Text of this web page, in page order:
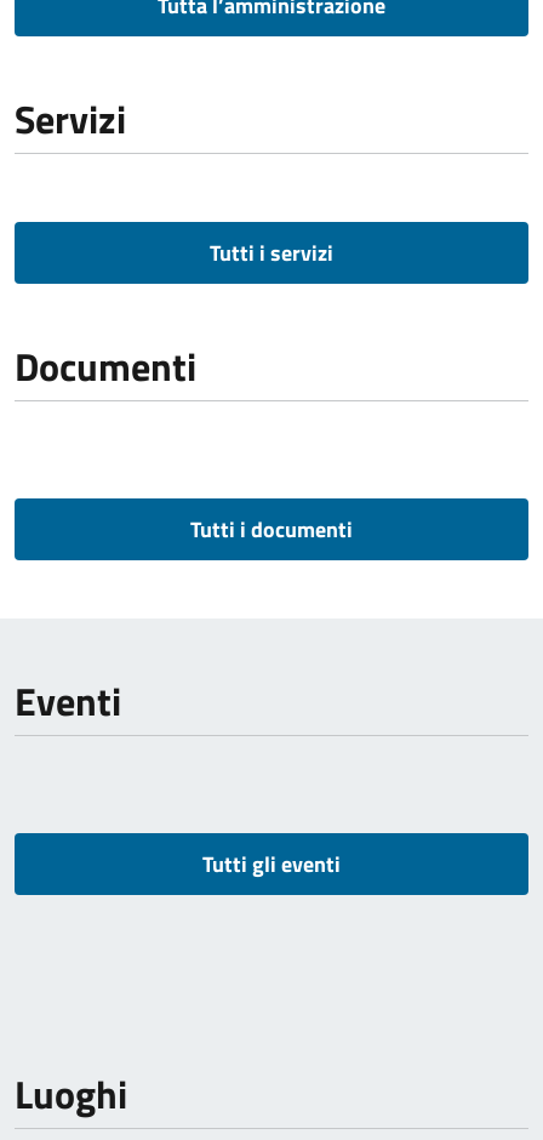
Servizi
Tutti i servizi
Documenti
Tutti i documenti
Eventi
Tutti gli eventi
Luoghi